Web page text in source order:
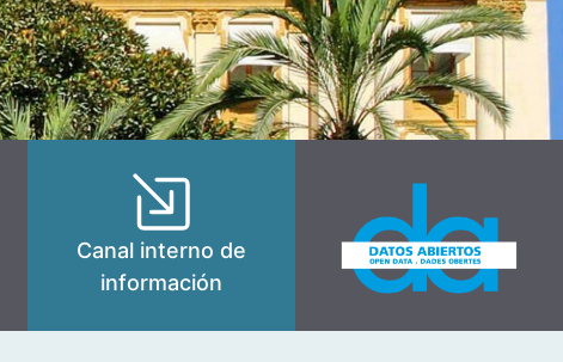
Canal interno de
información